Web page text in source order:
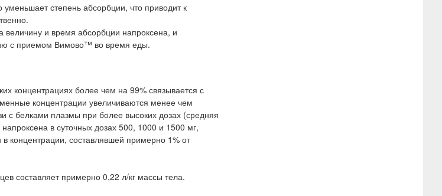
степень абсорбции, что приводит к
и время абсорбции напроксена, и
с приемом Вимово™ во время еды.
концентрациях более чем на 99% связывается с
концентрации увеличиваются менее чем
с белками плазмы при более высоких дозах (средняя
в суточных дозах 500, 1000 и 1500 мг,
концентрации, составлявшей примерно 1% от
составляет примерно 0,22 л/кг массы тела.